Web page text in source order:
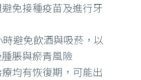
免接種疫苗及進行牙
避免飲酒與吸菸，以
脹與瘀青風險
均有恢復期，可能出